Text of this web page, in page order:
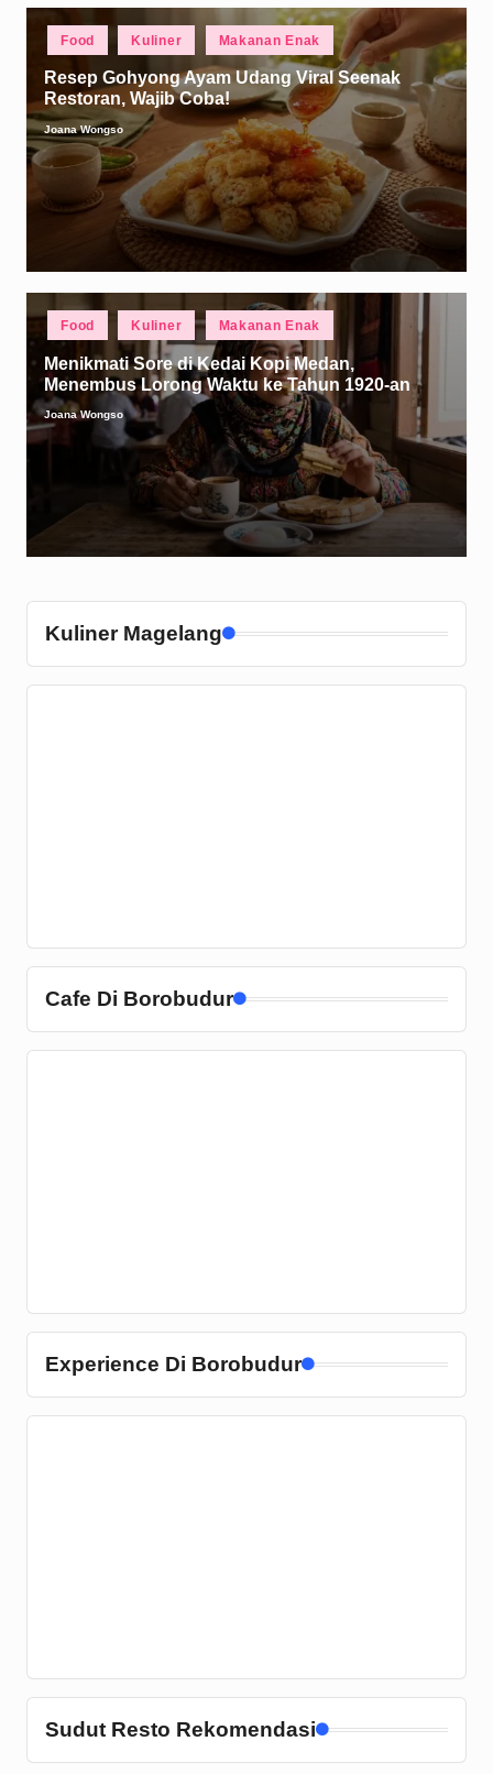
Food Kuliner Makanan Enak
Resep Gohyong Ayam Udang Viral Seenak
Restoran, Wajib Coba!
Posted
by
Joana Wongso
Posted
Food Kuliner Makanan Enak
Menikmati Sore di Kedai Kopi Medan,
Menembus Lorong Waktu ke Tahun 1920-an
Posted
Joana Wongso
Kuliner Magelang
Cafe Di Borobudur
Experience Di Borobudur
Sudut Resto Rekomendasi